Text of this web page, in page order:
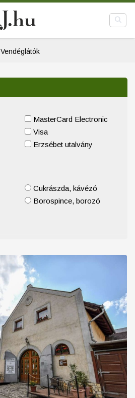
Vendéglátók
MasterCard Electronic
Visa
Erzsébet utalvány
Cukrászda, kávézó
Borospince, borozó